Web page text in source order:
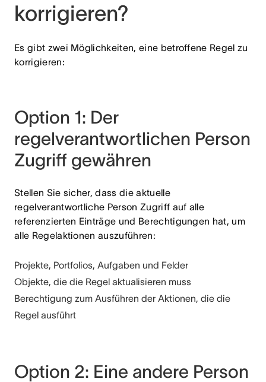
korrigieren?
Es gibt zwei Möglichkeiten, eine betroffene Regel zu
korrigieren:
Option 1: Der
regelverantwortlichen Person
Zugriff gewähren
Stellen Sie sicher, dass die aktuelle
regelverantwortliche Person Zugriff auf alle
referenzierten Einträge und Berechtigungen hat, um
alle Regelaktionen auszuführen:
Projekte, Portfolios, Aufgaben und Felder
Objekte, die die Regel aktualisieren muss
Berechtigung zum Ausführen der Aktionen, die die
Regel ausführt
Option 2: Eine andere Person